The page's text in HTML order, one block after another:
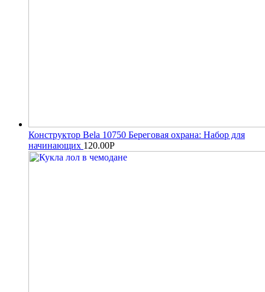
Конструктор Bela 10750 Береговая охрана: Набор для
начинающих 120.00Р